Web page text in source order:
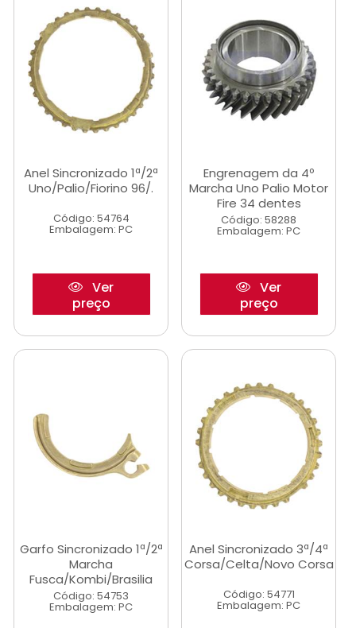
Anel Sincronizado 1ª/2ª
Uno/Palio/Fiorino 96/.
Código: 54764
Embalagem: PC
Ver
preço
Engrenagem da 4º
Marcha Uno Palio Motor
Fire 34 dentes
Código: 58288
Embalagem: PC
Ver
preço
Garfo Sincronizado 1ª/2ª
Marcha
Fusca/Kombi/Brasilia
Código: 54753
Embalagem: PC
Anel Sincronizado 3ª/4ª
Corsa/Celta/Novo Corsa
Código: 54771
Embalagem: PC